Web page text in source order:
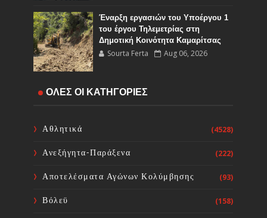
Έναρξη εργασιών του Υποέργου 1
του έργου Τηλεμετρίας στη
Δημοτική Κοινότητα Καμαρίτσας
Sourta Ferta Aug 06, 2026
Κοινή Επιστολή Ιατρικών
Sourta Ferta
ΕΚΑΒ και Κέντρα Υγείας με 34 νέα
και νοσηλευτές για τις δομές Υγείας
ΟΛΕΣ ΟΙ ΚΑΤΗΓΟΡΙΕΣ
Αθλητικά (4528)
Ανεξήγητα-Παράξενα (222)
Αποτελέσματα Αγώνων Κολύμβησης (93)
Βόλεϋ (158)